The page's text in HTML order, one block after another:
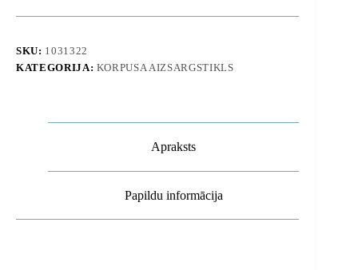
3S
Glue
viedpulkstenim
daudzums
SKU: 1031322
KATEGORIJA: KORPUSA AIZSARGSTIKLS
Apraksts
Papildu informācija